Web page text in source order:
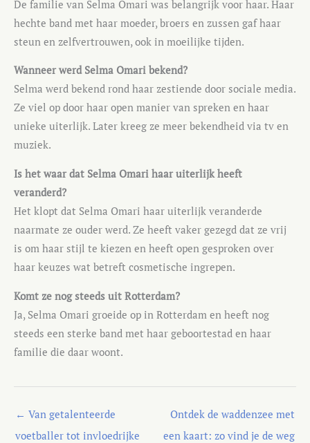
De familie van Selma Omari was belangrijk voor haar. Haar
hechte band met haar moeder, broers en zussen gaf haar
steun en zelfvertrouwen, ook in moeilijke tijden.
Wanneer werd Selma Omari bekend?
Selma werd bekend rond haar zestiende door sociale media.
Ze viel op door haar open manier van spreken en haar
unieke uiterlijk. Later kreeg ze meer bekendheid via tv en
muziek.
Is het waar dat Selma Omari haar uiterlijk heeft
veranderd?
Het klopt dat Selma Omari haar uiterlijk veranderde
naarmate ze ouder werd. Ze heeft vaker gezegd dat ze vrij
is om haar stijl te kiezen en heeft open gesproken over
haar keuzes wat betreft cosmetische ingrepen.
Komt ze nog steeds uit Rotterdam?
Ja, Selma Omari groeide op in Rotterdam en heeft nog
steeds een sterke band met haar geboortestad en haar
familie die daar woont.
← Van getalenteerde
voetballer tot invloedrijke
Ontdek de waddenzee met
een kaart: zo vind je de weg